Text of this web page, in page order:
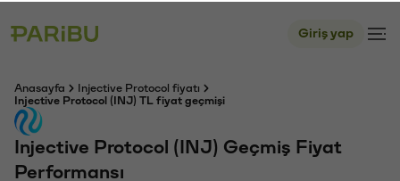
Giriş yap
Anasayfa
Injective Protocol fiyatı
Injective Protocol (INJ) TL fiyat geçmişi
Injective Protocol (INJ) Geçmiş Fiyat
Performansı